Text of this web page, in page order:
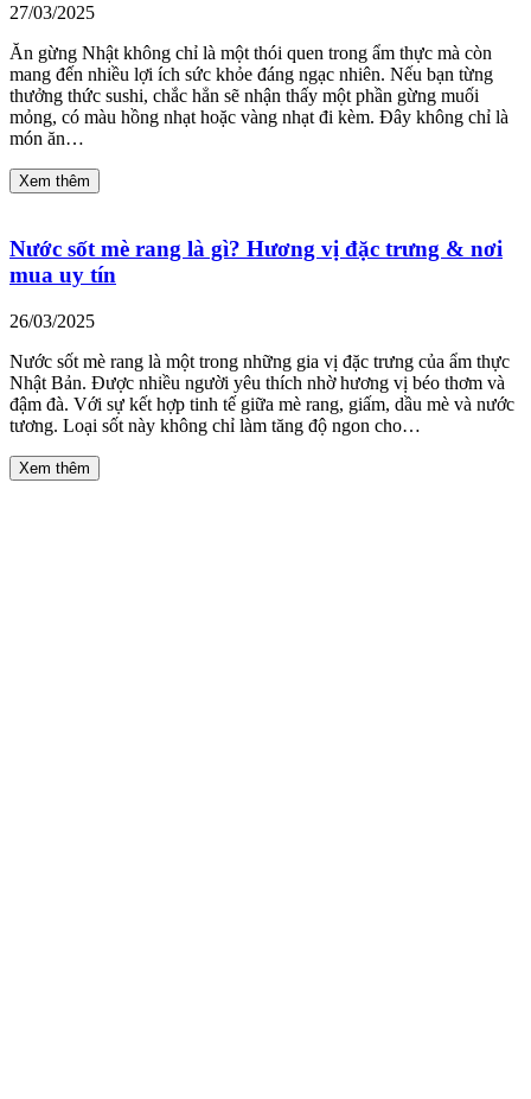
27/03/2025
Ăn gừng Nhật không chỉ là một thói quen trong ẩm thực mà còn
mang đến nhiều lợi ích sức khỏe đáng ngạc nhiên. Nếu bạn từng
thưởng thức sushi, chắc hẳn sẽ nhận thấy một phần gừng muối
mỏng, có màu hồng nhạt hoặc vàng nhạt đi kèm. Đây không chỉ là
món ăn…
Xem thêm
Nước sốt mè rang là gì? Hương vị đặc trưng & nơi
mua uy tín
26/03/2025
Nước sốt mè rang là một trong những gia vị đặc trưng của ẩm thực
Nhật Bản. Được nhiều người yêu thích nhờ hương vị béo thơm và
đậm đà. Với sự kết hợp tinh tế giữa mè rang, giấm, dầu mè và nước
tương. Loại sốt này không chỉ làm tăng độ ngon cho…
Xem thêm